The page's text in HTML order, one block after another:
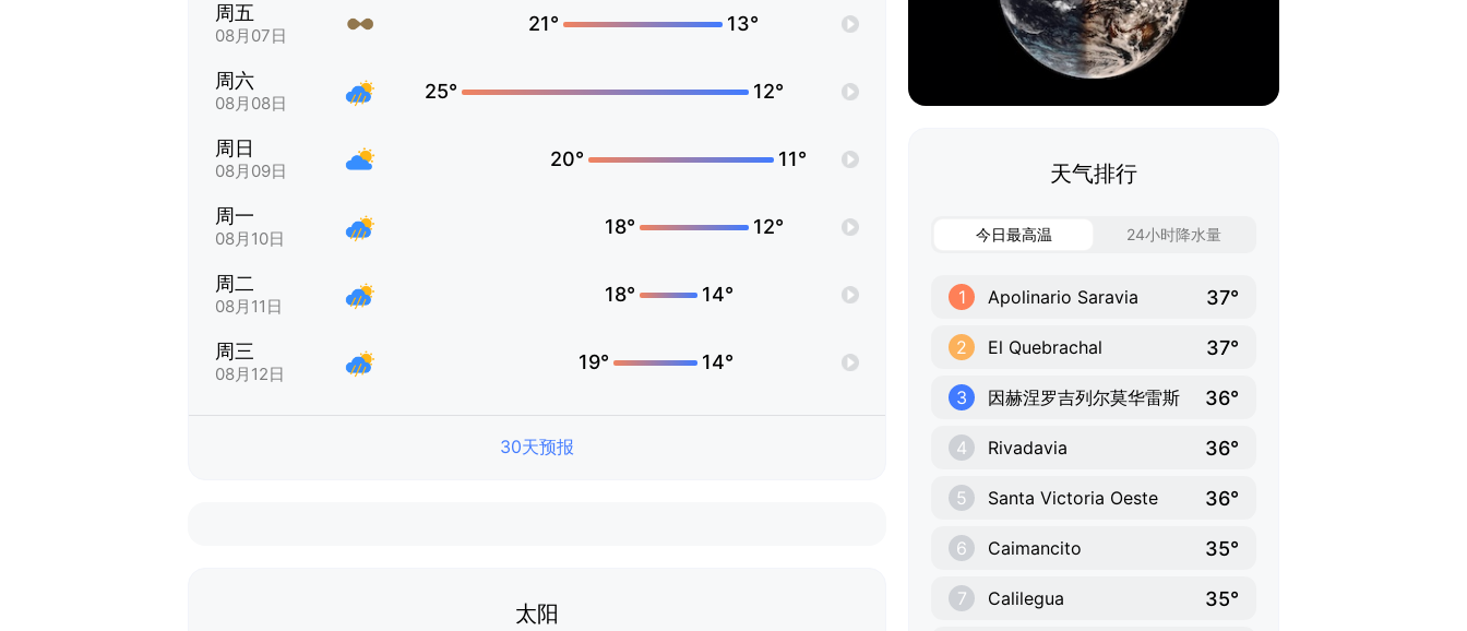
周五
08月07日
21° 13°
周六
08月08日
25° 12°
周日
08月09日
20° 11°
周一
08月10日
18° 12°
周二
08月11日
18° 14°
周三
08月12日
19° 14°
30天预报
太阳
天气排行
今日最高温 24小时降水量
1 Apolinario Saravia 37°
2 El Quebrachal 37°
3 因赫涅罗吉列尔莫华雷斯 36°
4 Rivadavia 36°
5 Santa Victoria Oeste 36°
6 Caimancito 35°
7 Calilegua 35°